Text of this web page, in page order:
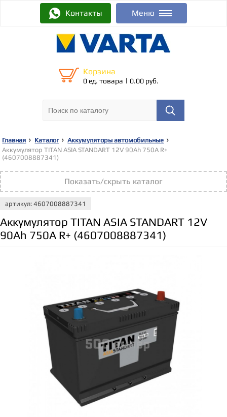
Контакты Меню
Корзина
0 ед. товара | 0.00 руб.
Главная Каталог
Аккумуляторы автомобильные
Аккумулятор TITAN ASIA STANDART 12V 90Ah 750A R+
(4607008887341)
Показать/скрыть каталог
артикул: 4607008887341
Аккумулятор TITAN ASIA STANDART 12V
90Ah 750A R+ (4607008887341)